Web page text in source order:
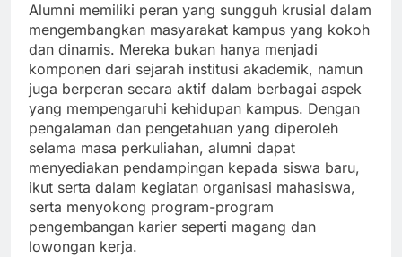
Alumni memiliki peran yang sungguh krusial dalam
mengembangkan masyarakat kampus yang kokoh
dan dinamis. Mereka bukan hanya menjadi
komponen dari sejarah institusi akademik, namun
juga berperan secara aktif dalam berbagai aspek
yang mempengaruhi kehidupan kampus. Dengan
pengalaman dan pengetahuan yang diperoleh
selama masa perkuliahan, alumni dapat
menyediakan pendampingan kepada siswa baru,
ikut serta dalam kegiatan organisasi mahasiswa,
serta menyokong program-program
pengembangan karier seperti magang dan
lowongan kerja.